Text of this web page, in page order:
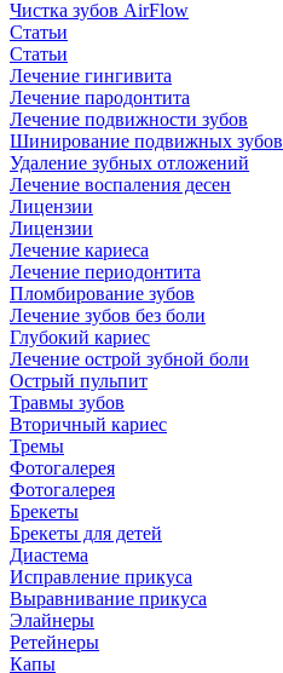
Чистка зубов AirFlow
Статьи
Статьи
Лечение гингивита
Лечение пародонтита
Лечение подвижности зубов
Шинирование подвижных зубов
Удаление зубных отложений
Лечение воспаления десен
Лицензии
Лицензии
Лечение кариеса
Лечение периодонтита
Пломбирование зубов
Лечение зубов без боли
Глубокий кариес
Лечение острой зубной боли
Острый пульпит
Травмы зубов
Вторичный кариес
Тремы
Фотогалерея
Фотогалерея
Брекеты
Брекеты для детей
Диастема
Исправление прикуса
Выравнивание прикуса
Элайнеры
Ретейнеры
Капы